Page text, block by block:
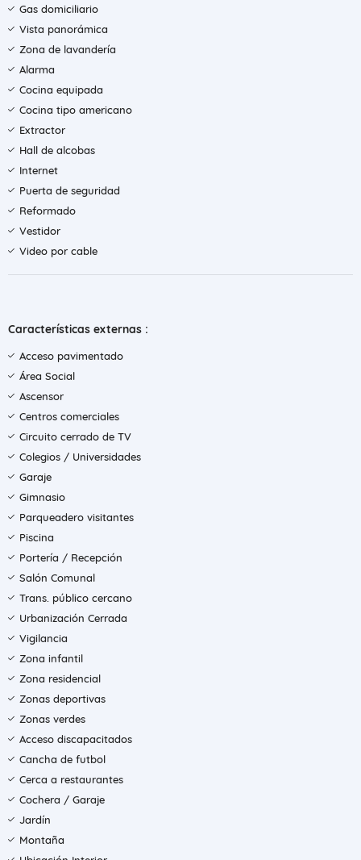
Gas domiciliario
Vista panorámica
Zona de lavandería
Alarma
Cocina equipada
Cocina tipo americano
Extractor
Hall de alcobas
Internet
Puerta de seguridad
Reformado
Vestidor
Video por cable
Características externas :
Acceso pavimentado
Área Social
Ascensor
Centros comerciales
Circuito cerrado de TV
Colegios / Universidades
Garaje
Gimnasio
Parqueadero visitantes
Piscina
Portería / Recepción
Salón Comunal
Trans. público cercano
Urbanización Cerrada
Vigilancia
Zona infantil
Zona residencial
Zonas deportivas
Zonas verdes
Acceso discapacitados
Cancha de futbol
Cerca a restaurantes
Cochera / Garaje
Jardín
Montaña